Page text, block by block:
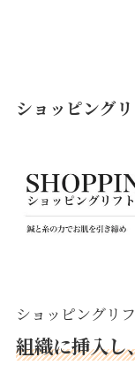
ショッピング
ショッピングリフ
組織に挿入し